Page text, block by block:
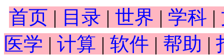
首页 | 目录 | 世界 | 学科 |
医学 | 计算 | 软件 | 帮助 |